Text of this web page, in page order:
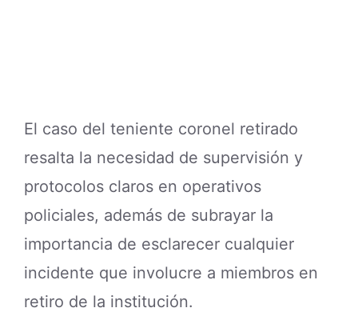
El caso del teniente coronel retirado
resalta la necesidad de supervisión y
protocolos claros en operativos
policiales, además de subrayar la
importancia de esclarecer cualquier
incidente que involucre a miembros en
retiro de la institución.